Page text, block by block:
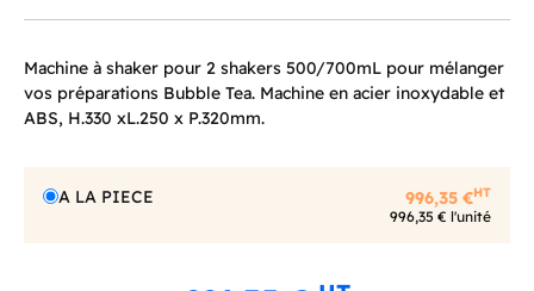
Machine à shaker pour 2 shakers 500/700mL pour mélanger
vos préparations Bubble Tea. Machine en acier inoxydable et
ABS, H.330 xL.250 x P.320mm.
A LA PIECE 996,35 €HT
996,35 € l'unité